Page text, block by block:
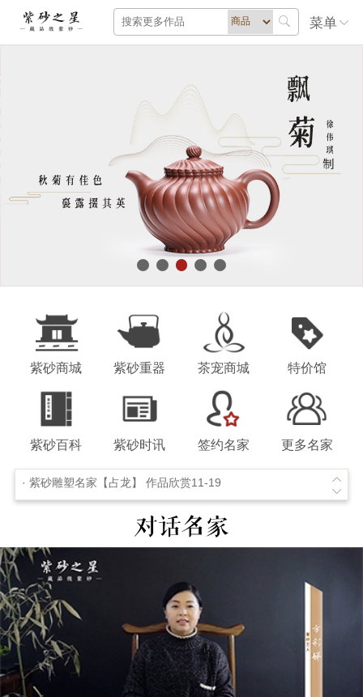
菜单
紫砂商城 紫砂重器 茶宠商城 特价馆
紫砂百科 紫砂时讯 签约名家 更多名家
· 北京翰海历年紫砂拍卖记录（持续更新）08-21
· 公告 | 2019年陶瓷艺术专业中级技艺考核通过名单09-27
· 《第四届江苏技能状元大赛》紫砂陶总决赛11-26
· 2015年宜兴紫砂全手工大赛一等奖作品【风卷葵】-- 施建忠制11-20
· 紫砂雕塑名家【占龙】 作品欣赏11-19
· 【闲者六方】 紫砂之星-耿浩11-18